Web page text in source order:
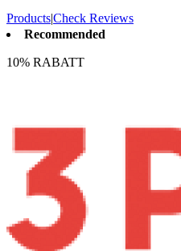
Products|Check Reviews
Recommended
10% RABATT